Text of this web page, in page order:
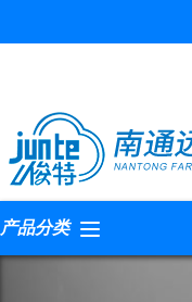
产品分类